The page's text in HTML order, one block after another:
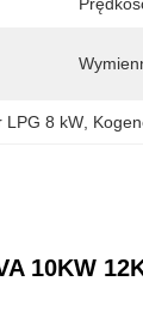
LPG 8 kW
10KW